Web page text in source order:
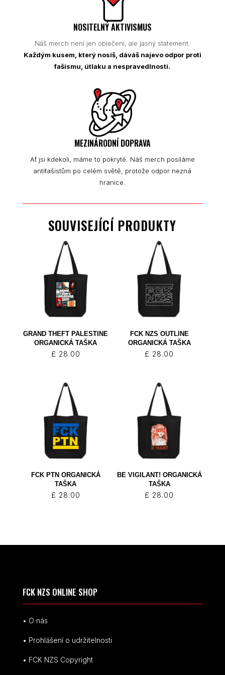
NOSITELNÝ AKTIVISMUS
Náš merch není jen oblečení, ale jasný statement.
Každým kusem, který nosíš, dáváš najevo odpor proti
fašismu, útlaku a nespravedlnosti.
MEZINÁRODNÍ DOPRAVA
Ať jsi kdekoli, máme to pokryté. Náš merch posíláme
antifašistům po celém světě, protože odpor nezná
hranice.
SOUVISEJÍCÍ PRODUKTY
GRAND THEFT PALESTINE
ORGANICKÁ TAŠKA
£ 28.00
FCK NZS OUTLINE
ORGANICKÁ TAŠKA
£ 28.00
FCK PTN ORGANICKÁ
TAŠKA
£ 28.00
BE VIGILANT! ORGANICKÁ
TAŠKA
£ 28.00
FCK NZS ONLINE SHOP
• O nás
• Prohlášení o udržitelnosti
• FCK NZS Copyright